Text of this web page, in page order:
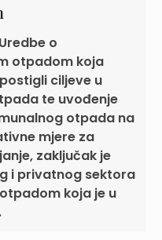
o
otpadom koja
ciljeve u
te uvođenje
otpada na
mjere za
zaključak je
i privatnog sektora
koja je u